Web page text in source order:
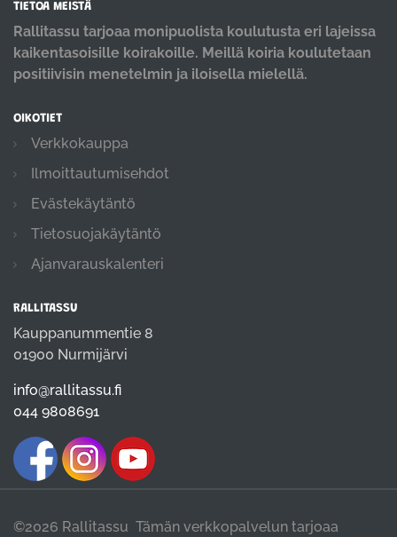
TIETOA MEISTÄ
Rallitassu tarjoaa monipuolista koulutusta eri lajeissa
kaikentasoisille koirakoille. Meillä koiria koulutetaan
positiivisin menetelmin ja iloisella mielellä.
OIKOTIET
Verkkokauppa
Ilmoittautumisehdot
Evästekäytäntö
Tietosuojakäytäntö
Ajanvarauskalenteri
RALLITASSU
Kauppanummentie 8
01900 Nurmijärvi
info@rallitassu.fi
044 9808691
©2026 Rallitassu Tämän verkkopalvelun tarjoaa